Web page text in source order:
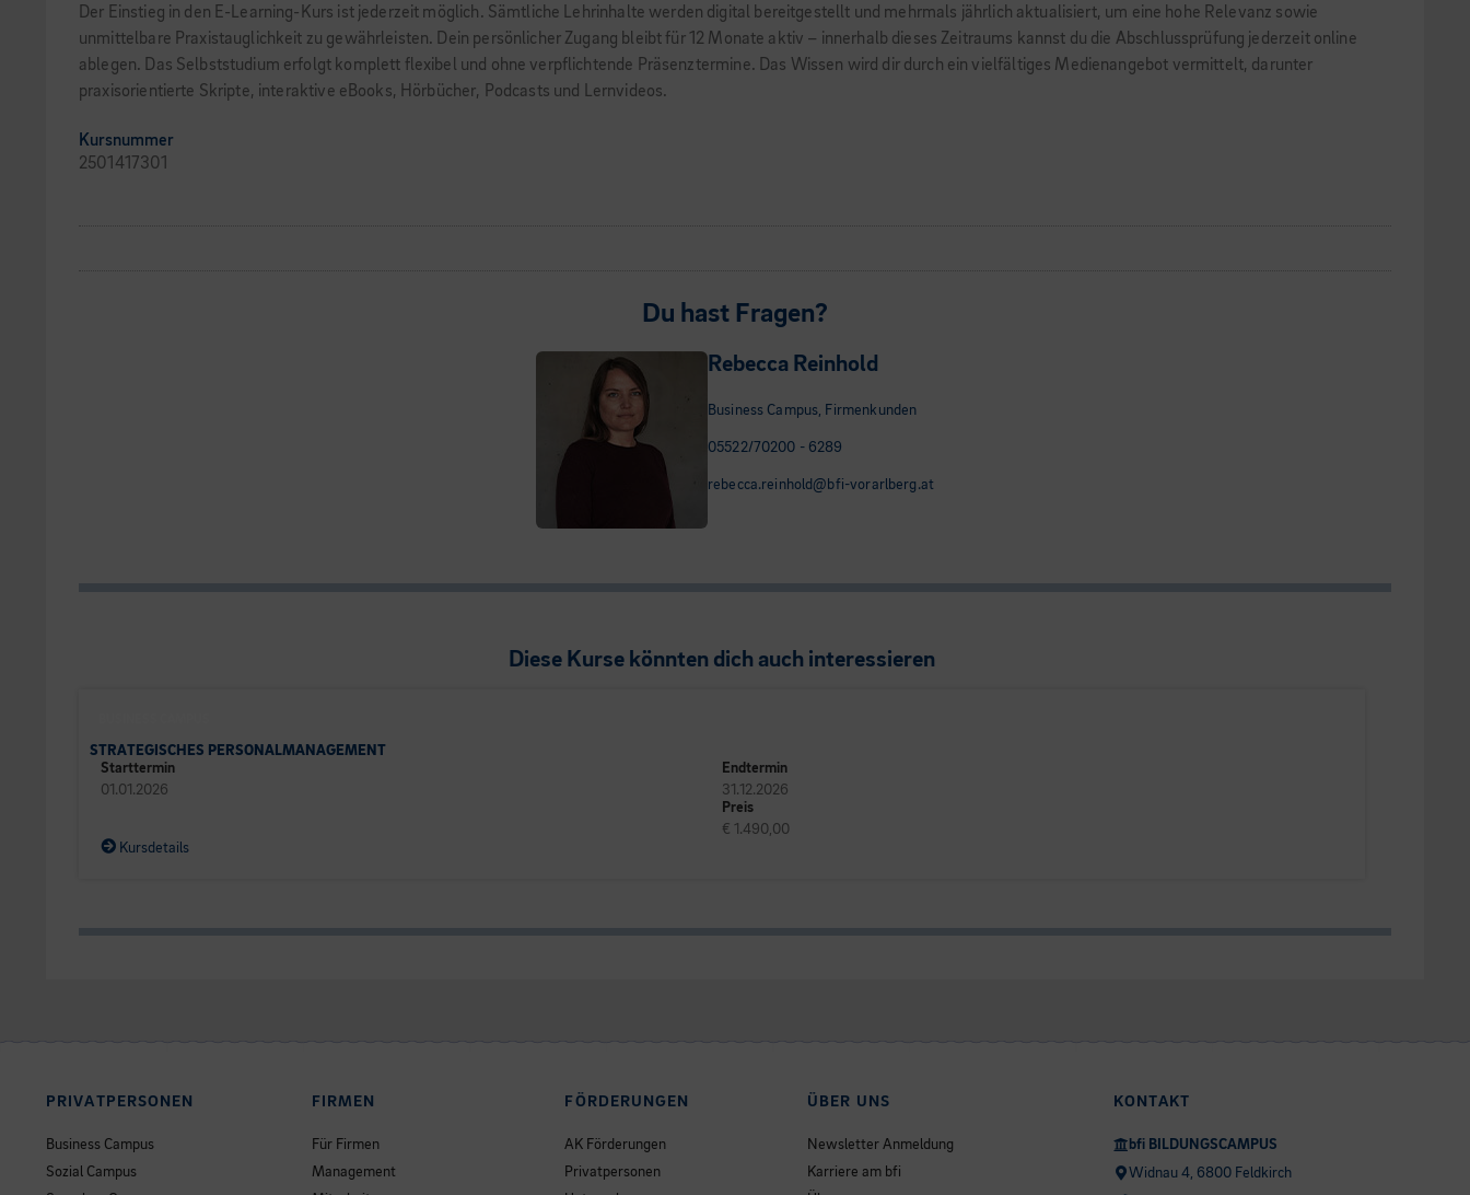
Der Einstieg in den E-Learning-Kurs ist jederzeit möglich. Sämtliche Lehrinhalte werden digital bereitgestellt und mehrmals jährlich aktualisiert, um eine hohe Relevanz sowie
unmittelbare Praxistauglichkeit zu gewährleisten. Dein persönlicher Zugang bleibt für 12 Monate aktiv – innerhalb dieses Zeitraums kannst du die Abschlussprüfung jederzeit online
ablegen. Das Selbststudium erfolgt komplett flexibel und ohne verpflichtende Präsenztermine. Das Wissen wird dir durch ein vielfältiges Medienangebot vermittelt, darunter
praxisorientierte Skripte, interaktive eBooks, Hörbücher, Podcasts und Lernvideos.
Kursnummer
2501417301
Du hast Fragen?
Rebecca Reinhold
Business Campus, Firmenkunden
05522/70200 - 6289
rebecca.reinhold@bfi-vorarlberg.at
Diese Kurse könnten dich auch interessieren
STRATEGISCHES PERSONALMANAGEMENT
Starttermin
01.01.2026
Endtermin
31.12.2026
Preis
€ 1.490,00
Kursdetails
PRIVATPERSONEN
Business Campus
Sozial Campus
FIRMEN
Für Firmen
Management
FÖRDERUNGEN
AK Förderungen
Privatpersonen
ÜBER UNS
Newsletter Anmeldung
Karriere am bfi
KONTAKT
bfi BILDUNGSCAMPUS
Widnau 4, 6800 Feldkirch